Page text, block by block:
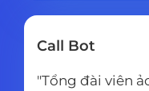
Call Bot
"Tổng đài viên